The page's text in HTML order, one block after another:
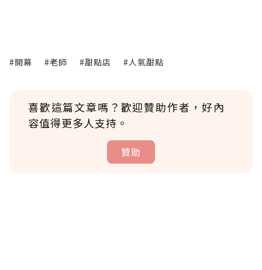
#開幕 #老師 #甜點店 #人氣甜點
喜歡這篇文章嗎？歡迎贊助作者，好內
容值得更多人支持。
贊助